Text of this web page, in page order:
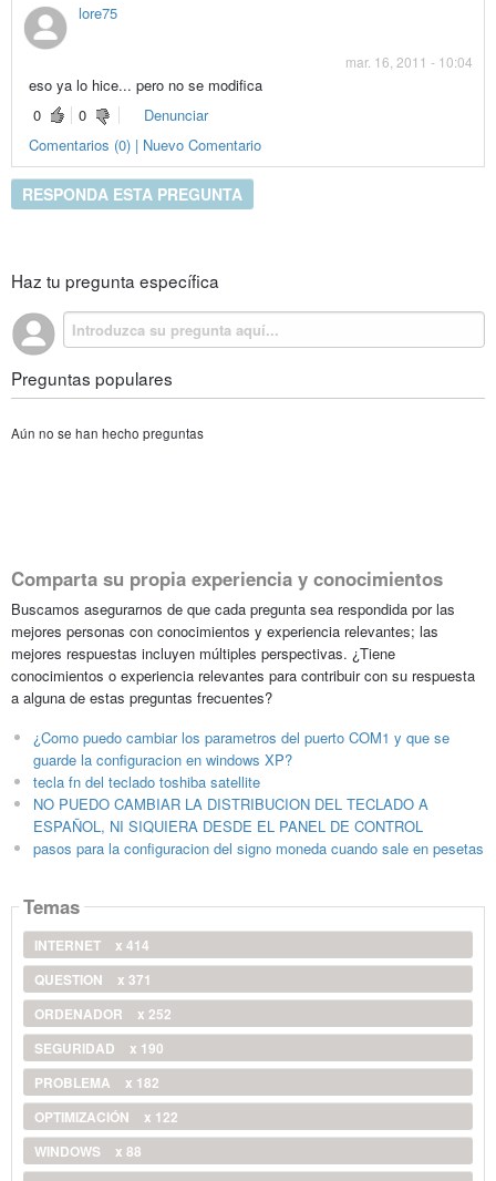
lore75
mar. 16, 2011 - 10:04
eso ya lo hice... pero no se modifica
0
0
Denunciar
Comentarios (0) | Nuevo Comentario
RESPONDA ESTA PREGUNTA
Haz tu pregunta específica
Preguntas populares
Aún no se han hecho preguntas
Comparta su propia experiencia y conocimientos
Buscamos asegurarnos de que cada pregunta sea respondida por las
mejores personas con conocimientos y experiencia relevantes; las
mejores respuestas incluyen múltiples perspectivas. ¿Tiene
conocimientos o experiencia relevantes para contribuir con su respuesta
a alguna de estas preguntas frecuentes?
¿Como puedo cambiar los parametros del puerto COM1 y que se
guarde la configuracion en windows XP?
tecla fn del teclado toshiba satellite
NO PUEDO CAMBIAR LA DISTRIBUCION DEL TECLADO A
ESPAÑOL, NI SIQUIERA DESDE EL PANEL DE CONTROL
pasos para la configuracion del signo moneda cuando sale en pesetas
Temas
INTERNET
x 414
QUESTION
x 371
ORDENADOR
x 252
SEGURIDAD
x 190
PROBLEMA
x 182
OPTIMIZACIÓN
x 122
WINDOWS
x 88